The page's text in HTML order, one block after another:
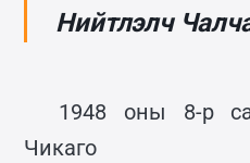
Нийтлэлч
1948 оны 8-р
Чикаго